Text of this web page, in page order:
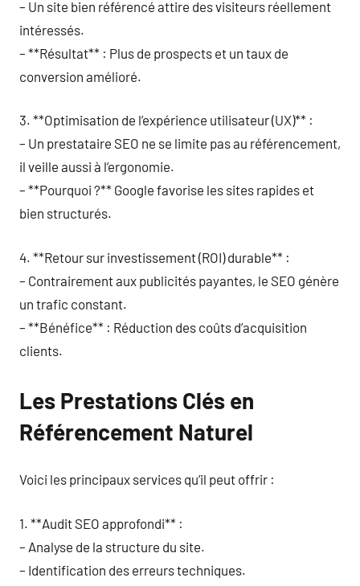
– Un site bien référencé attire des visiteurs réellement
intéressés.
– **Résultat** : Plus de prospects et un taux de
conversion amélioré.
3. **Optimisation de l’expérience utilisateur (UX)** :
– Un prestataire SEO ne se limite pas au référencement,
il veille aussi à l’ergonomie.
– **Pourquoi ?** Google favorise les sites rapides et
bien structurés.
4. **Retour sur investissement (ROI) durable** :
– Contrairement aux publicités payantes, le SEO génère
un trafic constant.
– **Bénéfice** : Réduction des coûts d’acquisition
clients.
Les Prestations Clés en
Référencement Naturel
Voici les principaux services qu’il peut offrir :
1. **Audit SEO approfondi** :
– Analyse de la structure du site.
– Identification des erreurs techniques.